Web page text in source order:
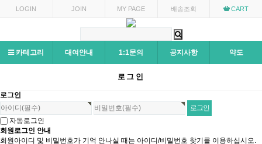
LOGIN JOIN MY PAGE 배송조회 CART
카테고리 대여안내 1:1문의 공지사항 약도
로그인
로그인
자동로그인
회원로그인 안내
회원아이디 및 비밀번호가 기억 안나실 때는 아이디/비밀번호 찾기를 이용하십시오.